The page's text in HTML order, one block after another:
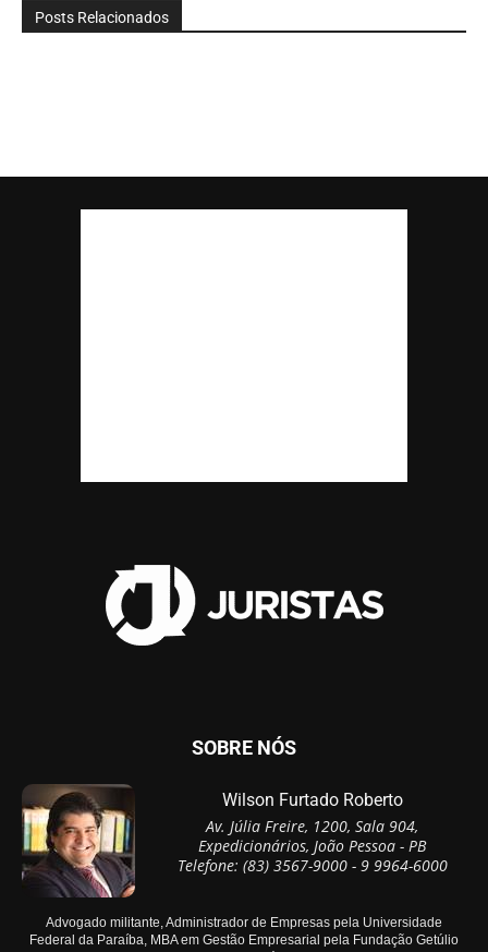
Posts Relacionados
SOBRE NÓS
Wilson Furtado Roberto
Av. Júlia Freire, 1200, Sala 904,
Expedicionários, João Pessoa - PB
Telefone: (83) 3567-9000 - 9 9964-6000
Advogado militante, Administrador de Empresas pela Universidade
Federal da Paraíba, MBA em Gestão Empresarial pela Fundação Getúlio